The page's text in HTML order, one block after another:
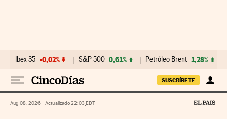
Ibex 35 -0,02% S&P 500 0,61% Petróleo Brent 1,28%
SUSCRÍBETE
Aug 08, 2026 | Actualizado 22:03 EDT